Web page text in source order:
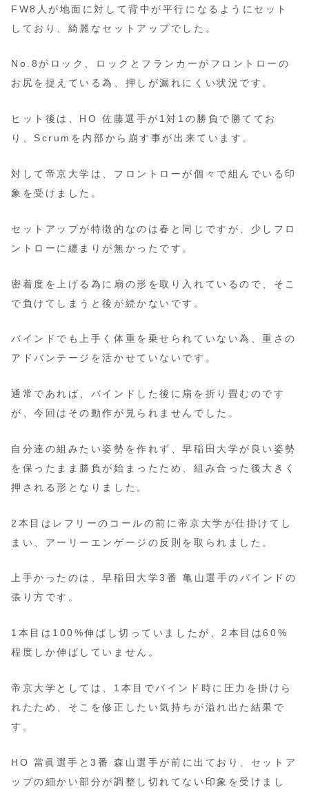
FW8人が地面に対して背中が平行になるようにセット
しており、綺麗なセットアップでした。
No.8がロック、ロックとフランカーがフロントローの
お尻を捉えている為、押しが漏れにくい状況です。
ヒット後は、HO 佐藤選手が1対1の勝負で勝ててお
り、Scrumを内部から崩す事が出来ています。
対して帝京大学は、フロントローが個々で組んでいる印
象を受けました。
セットアップが特徴的なのは春と同じですが、少しフロ
ントローに纏まりが無かったです。
密着度を上げる為に扇の形を取り入れているので、そこ
で負けてしまうと後が続かないです。
バインドでも上手く体重を乗せられていない為、重さの
アドバンテージを活かせていないです。
通常であれば、バインドした後に扇を折り畳むのです
が、今回はその動作が見られませんでした。
自分達の組みたい姿勢を作れず、早稲田大学が良い姿勢
を保ったまま勝負が始まったため、組み合った後大きく
押される形となりました。
2本目はレフリーのコールの前に帝京大学が仕掛けてし
まい、アーリーエンゲージの反則を取られました。
上手かったのは、早稲田大学3番 亀山選手のバインドの
張り方です。
1本目は100%伸ばし切っていましたが、2本目は60%
程度しか伸ばしていません。
帝京大学としては、1本目でバインド時に圧力を掛けら
れたため、そこを修正したい気持ちが溢れ出た結果で
す。
HO 當眞選手と3番 森山選手が前に出ており、セットア
ップの細かい部分が調整し切れてない印象を受けまし